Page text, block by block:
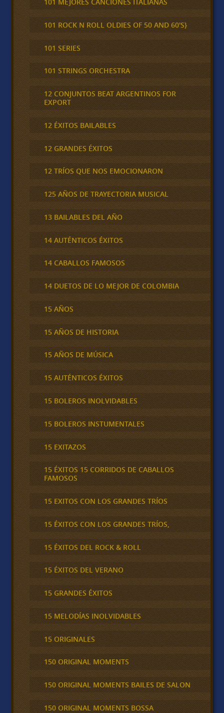
101 ROCK N ROLL OLDIES OF 50 AND 60'S}
101 SERIES
101 STRINGS ORCHESTRA
12 CONJUNTOS BEAT ARGENTINOS FOR
EXPORT
12 ÉXITOS BAILABLES
12 GRANDES ÉXITOS
12 TRÍOS QUE NOS EMOCIONARON
125 AÑOS DE TRAYECTORIA MUSICAL
13 BAILABLES DEL AÑO
14 AUTÉNTICOS ÉXITOS
14 CABALLOS FAMOSOS
14 DUETOS DE LO MEJOR DE COLOMBIA
15 AÑOS
15 AÑOS DE HISTORIA
15 AÑOS DE MÚSICA
15 AUTÉNTICOS ÉXITOS
15 BOLEROS INOLVIDABLES
15 BOLEROS INSTUMENTALES
15 EXITAZOS
15 ÉXITOS 15 CORRIDOS DE CABALLOS
FAMOSOS
15 EXITOS CON LOS GRANDES TRÍOS
15 ÉXITOS CON LOS GRANDES TRÍOS,
15 ÉXITOS DEL ROCK & ROLL
15 ÉXITOS DEL VERANO
15 GRANDES ÉXITOS
15 MELODÍAS INOLVIDABLES
15 ORIGINALES
150 ORIGINAL MOMENTS
150 ORIGINAL MOMENTS BAILES DE SALON
150 ORIGINAL MOMENTS BOSSA